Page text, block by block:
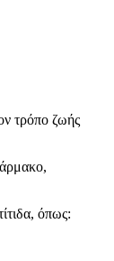
τρόπο ζωής
όπως: